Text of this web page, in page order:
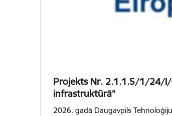
Projekts Nr. 2.1.1.5/1/24/I/
infrastruktūrā”
2026. gadā Daugavpils